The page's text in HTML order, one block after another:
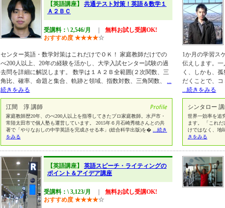
【英語講座】 共通テスト対策！英語＆数学１
Ａ２ＢＣ
受講料：\ 2,546/月
無料お試し受講OK!
おすすめ度 ★★★★☆
センター英語・数学対策はこれだけでＯＫ！ 家庭教師だけでの
べ200人以上、20年の経験を活かし、大学入試センター試験の過
去問を詳細に解説します。 数学は１Ａ２Ｂ全範囲(２次関数、三
角比、確率、命題と集合、軌跡と領域、指数対数、三角関数、 ...
続きをみる
江間 淳 講師
家庭教師歴20年、のべ200人以上を指導してきたプロ家庭教師。水戸市・
常陸太田市で個人塾も運営しています。 2015年６月石崎秀穂さんとの共
著で「やりなおしの中学英語を完成させる本」(総合科学出版)を�
...続き
をみる
1か月の学習ス
伝えします。
く、しかも、
だくことで、
...続きをみる
シンタロー
世界一効率を追
ます。 「これ
けではなく、地
きをみる
【英語講座】 英語スピーチ・ライティングの
ポイント＆アイデア講座
受講料：\ 3,123/月
無料お試し受講OK!
おすすめ度 ★★★★☆